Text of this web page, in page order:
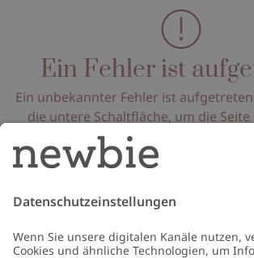
Ein Fehler ist
Ein unbekannter Fehler ist
die untere Schaltfläche, um die Seite
Seite neu laden